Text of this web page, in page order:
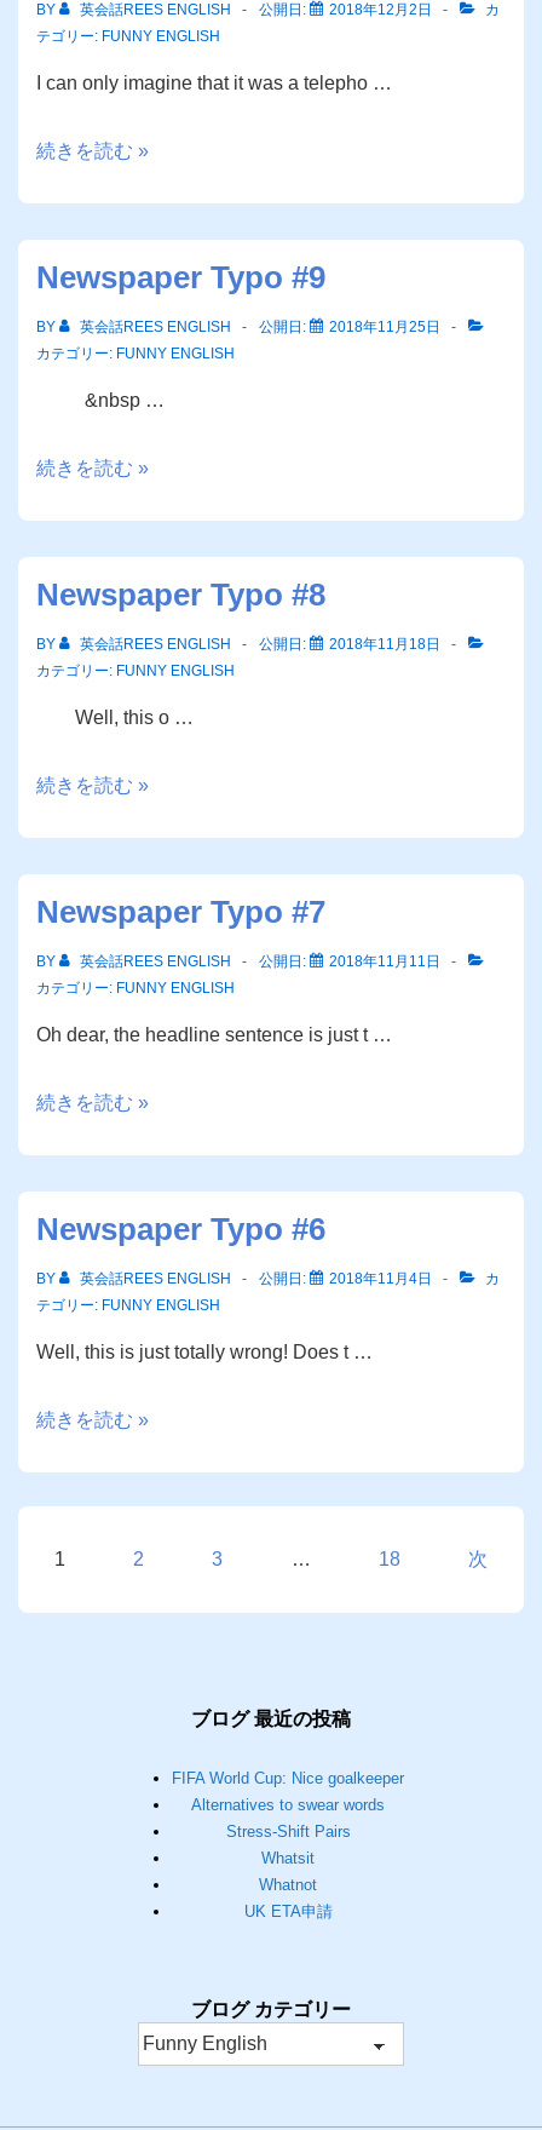
BY 英会話REES ENGLISH 公開日: 2018年12月2日
カ
テゴリー: FUNNY ENGLISH
I can only imagine that it was a telepho …
Newspaper
続きを読む »
Newspaper Typo #9
BY 英会話REES ENGLISH 公開日:
2018年11月25日
カテゴリー: FUNNY ENGLISH
&nbsp …
Newspaper
続きを読む »
Newspaper Typo #8
BY 英会話REES ENGLISH 公開日:
2018年11月18日
カテゴリー: FUNNY ENGLISH
Well, this o …
Newspaper
続きを読む »
Newspaper Typo #7
BY 英会話REES ENGLISH 公開日:
2018年11月11日
カテゴリー: FUNNY ENGLISH
Oh dear, the headline sentence is just t …
Newspaper
続きを読む »
Newspaper Typo #6
BY 英会話REES ENGLISH 公開日: 2018年11月4日
カ
テゴリー: FUNNY ENGLISH
Well, this is just totally wrong! Does t …
Newspaper
続きを読む »
投
1 2 3 … 18 次
ブログ 最近の投稿
FIFA World Cup: Nice goalkeeper
Alternatives to swear words
Stress-Shift Pairs
Whatsit
Whatnot
UK ETA申請
ブログ カテゴリー
ブ
ロ